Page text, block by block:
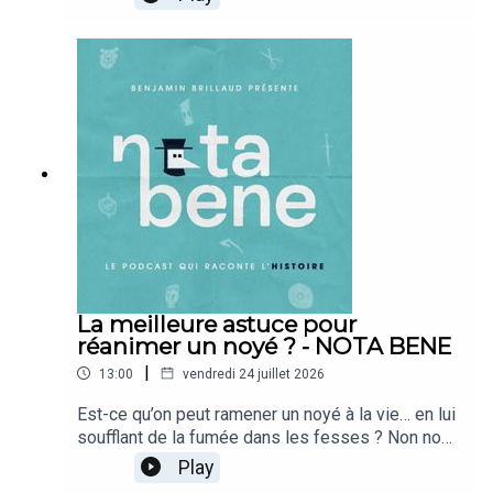
Les Coréens dans l'histoire, KBSworld, 4 août
2011.- Choe Yeonshik (aut.), Yannick Bruneton
(trad.), Samguk yusa (三國遺事) : Histoires
oubliées des Trois Royaumes, Presses de
l’Inalco, 2020.- Maria Anna Dudek, “Au panthéon
folklorique coréen”, in : Planete-coree.com, 31
juillet 2022.- Hye-Gyeong Kim, “Voyage dans
l’imaginaire coréen. Légendes, mythes et contes
de Corée”, in : Impressions d’Extrême-Orient [En
ligne], 02 février 2010.- P'Ansori (aut.), Yumi Han &
Hervé Péjaudier (trad.), Sugungga. Le dit du palais
sous les mers, Imago, 2012.- Julien Paolucci,
“Sugungga” in : Keulmadang, Revue de littérature
coréenne, 27 mai 2012.- KBS WORLD Radio, série
“Il était une fois” : Le roi aux oreilles d’âne, Le
le kaki séché, mai-juin 2022.- Chaîne NariNariTV,
“La princesse Pyeong-gang et le général On-Dal”,
“Le soleil et la lune”, 나리나리TV, octobre-
novembre 2019.- 정하경, “Give Me a Rice Cake to
conséquences tragiques résonnent davantage
Crète, Minos, fils du dieu soleil Hélios et de
Pasiphaé, veut asseoir sa victoire sur les
Athéniens en mettant en place un jeu sordide…
Bonne écoute !➤ Découvrez les puzzles Callisto
: https://callisto-editions.com/🖋 Écriture :
Camille et Calie Brillaud🎧 Mixage : Studio Pluriel
: https://www.studiopluriel.fr/
La meilleure astuce pour
réanimer un noyé ? - NOTA BENE
13:00 | vendredi 24 juillet 2026
Est-ce qu’on peut ramener un noyé à la vie… en lui
soufflant de la fumée dans les fesses ? Non non,
ne riez pas : c’est vraiment le sujet du jour, et les
médecins du 18e siècle se sont très
Play